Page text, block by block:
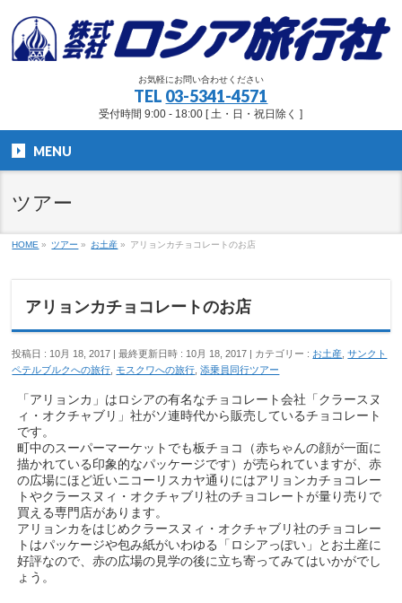
お気軽にお問い合わせください
TEL 03-5341-4571
受付時間 9:00 - 18:00 [ 土・日・祝日除く ]
MENU
ツアー
HOME » ツアー » お土産 » アリョンカチョコレートのお店
アリョンカチョコレートのお店
投稿日 : 10月 18, 2017 最終更新日時 : 10月 18, 2017 カテゴリー : お土産 ,サンクト
ペテルブルクへの旅行 ,モスクワへの旅行 ,添乗員同行ツアー
「アリョンカ」はロシアの有名なチョコレート会社「クラースヌ
ィ・オクチャブリ」社がソ連時代から販売しているチョコレート
です。
町中のスーパーマーケットでも板チョコ（赤ちゃんの顔が一面に
描かれている印象的なパッケージです）が売られていますが、赤
の広場にほど近いニコーリスカヤ通りにはアリョンカチョコレー
トやクラースヌィ・オクチャブリ社のチョコレートが量り売りで
買える専門店があります。
アリョンカをはじめクラースヌィ・オクチャブリ社のチョコレー
トはパッケージや包み紙がいわゆる「ロシアっぽい」とお土産に
好評なので、赤の広場の見学の後に立ち寄ってみてはいかがでし
ょう。